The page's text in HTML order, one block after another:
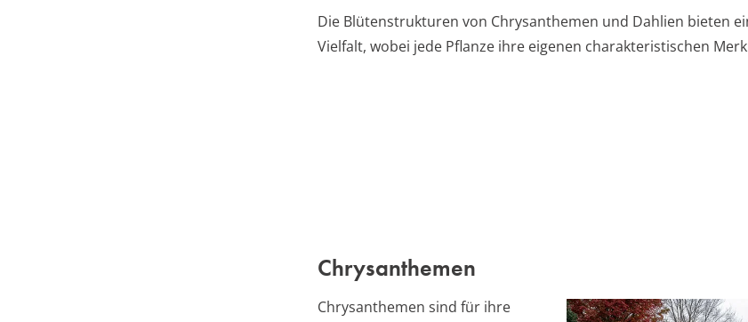
Die Blütenstrukturen von Chrysanthemen und Dahlien bieten
Vielfalt, wobei jede Pflanze ihre eigenen charakteristischen
Chrysanthemen
Chrysanthemen sind für ihre